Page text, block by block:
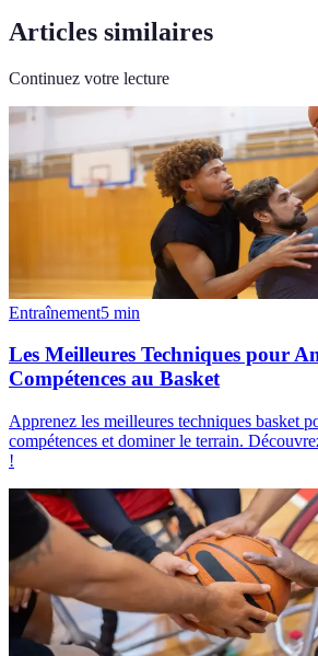
Articles similaires
Continuez votre lecture
Entraînement5 min
Les Meilleures Techniques pour
Compétences au Basket
Apprenez les meilleures techniques basket
compétences et dominer le terrain.
!